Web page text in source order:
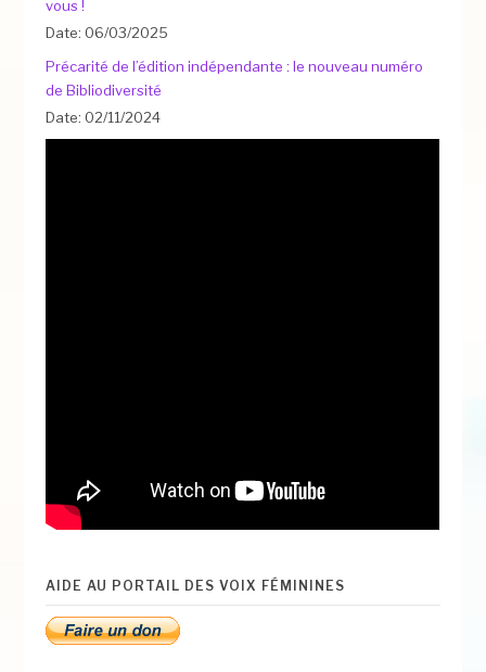
vous !
Date: 06/03/2025
Précarité de l’édition indépendante : le nouveau numéro
de Bibliodiversité
Date: 02/11/2024
AIDE AU PORTAIL DES VOIX FÉMININES